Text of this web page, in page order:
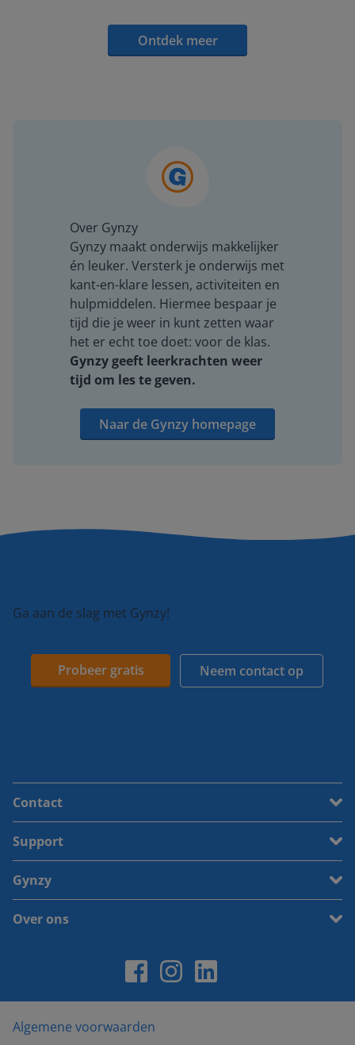
Ontdek meer
Over Gynzy
Gynzy maakt onderwijs makkelijker
én leuker. Versterk je onderwijs met
kant-en-klare lessen, activiteiten en
hulpmiddelen. Hiermee bespaar je
tijd die je weer in kunt zetten waar
het er echt toe doet: voor de klas.
Gynzy geeft leerkrachten weer
tijd om les te geven.
Naar de Gynzy homepage
Ga aan de slag met Gynzy!
Probeer gratis Neem contact op
Contact
Support
Gynzy
Over ons
Algemene voorwaarden